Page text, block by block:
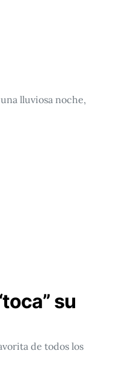
lluviosa noche,
su
de todos los